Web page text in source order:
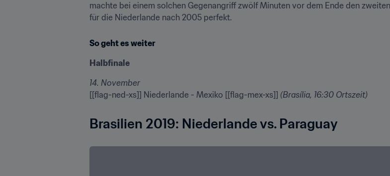
machte bei einem solchen Gegenangriff zwölf Minuten vor dem Ende den
für die Niederlande nach 2005 perfekt.
So geht es weiter
Halbfinale
14. November
[[flag-ned-xs]] Niederlande - Mexiko [[flag-mex-xs]] (Brasília, 16:30 Ortszeit)
Brasilien 2019: Niederlande vs. Paraguay